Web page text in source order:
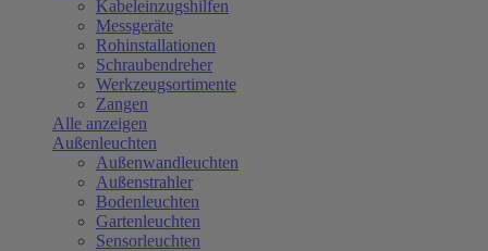
Kabeleinzugshilfen
Messgeräte
Rohinstallationen
Schraubendreher
Werkzeugsortimente
Zangen
Alle anzeigen
Außenleuchten
Außenwandleuchten
Außenstrahler
Bodenleuchten
Gartenleuchten
Sensorleuchten